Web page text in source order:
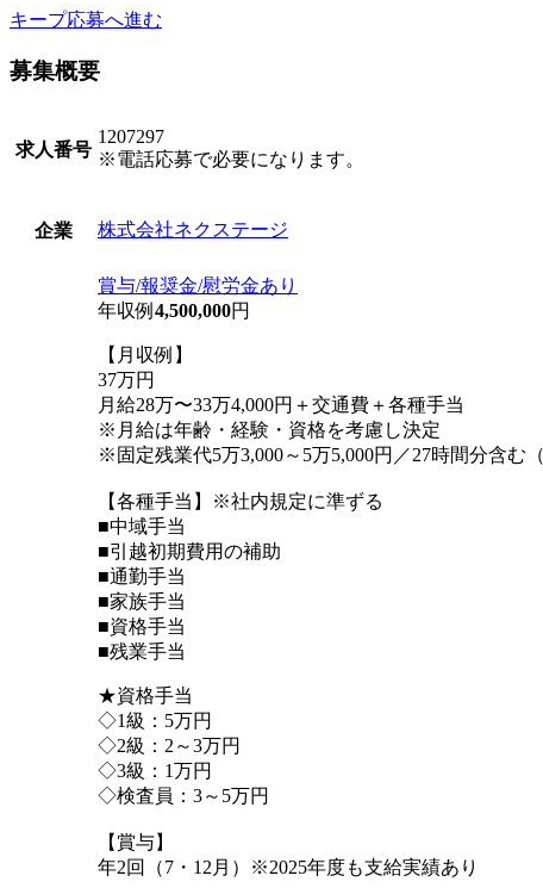
キープ応募へ進む
募集概要
求人番号
1207297
※電話応募で必要になります。
企業 株式会社ネクステージ
賞与/報奨金/慰労金あり
年収例 4,500,000円
【月収例】
37万円
月給28万〜33万4,000円＋交通費＋各種手当
※月給は年齢・経験・資格を考慮し決定
※固定残業代5万3,000～5万5,000円／27時間分含む
【各種手当】※社内規定に準ずる
■中域手当
■引越初期費用の補助
■通勤手当
■家族手当
■資格手当
■残業手当
★資格手当
◇1級：5万円
◇2級：2～3万円
◇3級：1万円
◇検査員：3～5万円
【賞与】
年2回（7・12月）※2025年度も支給実績あり